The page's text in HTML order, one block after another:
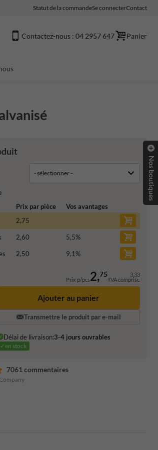
Statut de la commandeSe connecterContact
Contactez-nous : 04 2957 647 Panier
Prix par pièce
Vos avantages
2,75
2,60 5,5%
2,50 9,1%
Prix p/pcs2,75 3,33
TVA comprise
Ajouter au panier
Transmettre le produit par e-mail
Délai de livraison:3-4 jours ouvrables
✓en stock
7061 commentaires
Nos boutiques